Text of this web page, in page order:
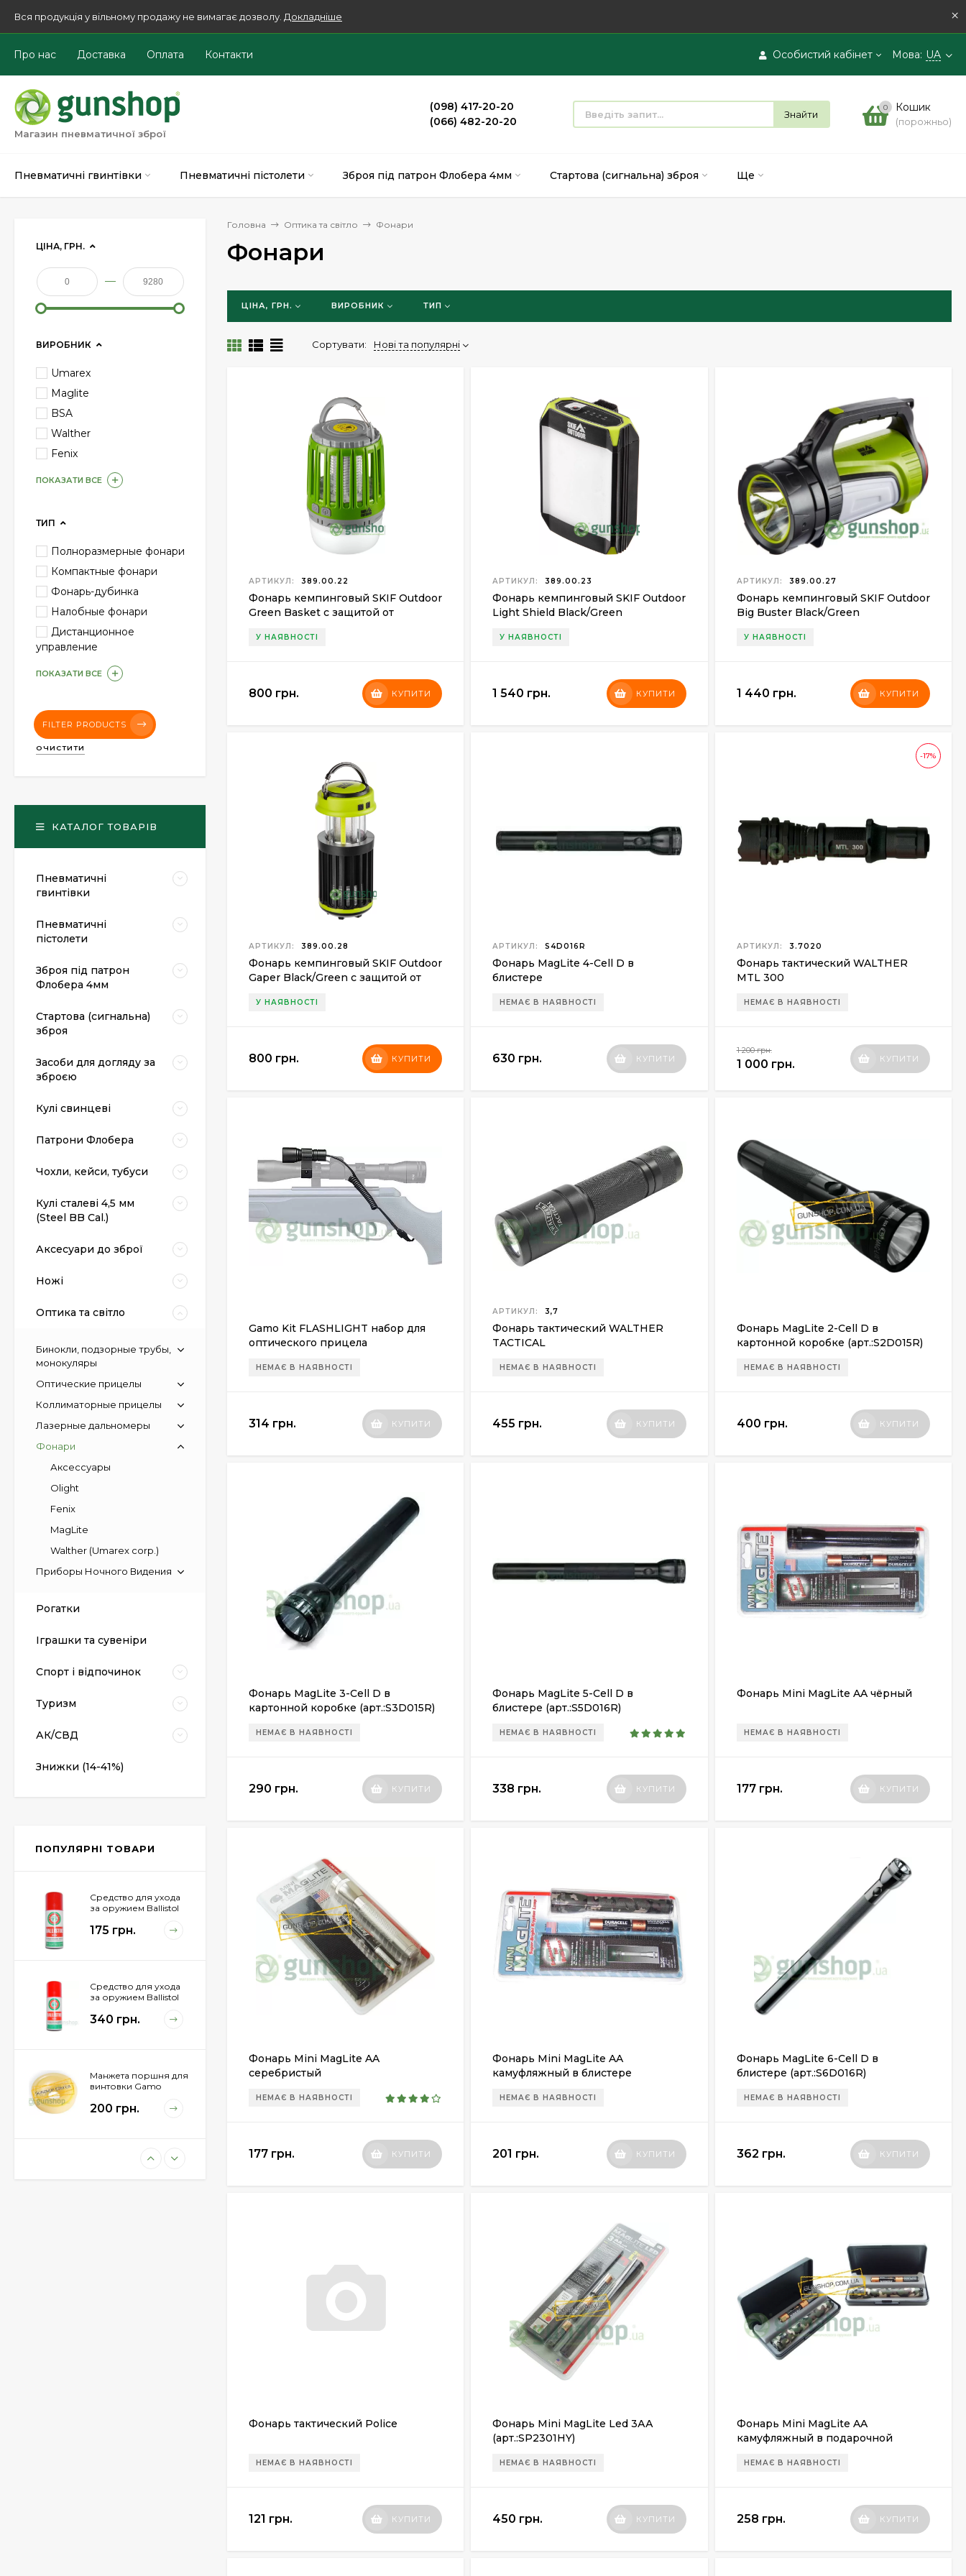
Вся продукція у вільному продажу не вимагає дозволу. Докладніше ×
Особистий кабінет
Вхід
Реєстрація
Мова: UA
Про нас Доставка Оплата Контакти
Магазин пневматичної зброї
(098) 417-20-20
(066) 482-20-20
Знайти
0 Кошик
(порожньо)
Пневматичні гвинтівки Пневматичні пістолети Зброя під патрон Флобера 4мм Стартова (сигнальна) зброя Ще
Головна Оптика та світло Фонари
Фонари
ЦІНА, ГРН. ВИРОБНИК ТИП
Сортувати: Нові та популярні
АРТИКУЛ: 389.00.22
Фонарь кемпинговый SKIF Outdoor
Green Basket с защитой от
У НАЯВНОСТІ
800 грн. КУПИТИ
АРТИКУЛ: 389.00.23
Фонарь кемпинговый SKIF Outdoor
Light Shield Black/Green
У НАЯВНОСТІ
1 540 грн. КУПИТИ
АРТИКУЛ: 389.00.27
Фонарь кемпинговый SKIF Outdoor
Big Buster Black/Green
У НАЯВНОСТІ
1 440 грн. КУПИТИ
АРТИКУЛ: 389.00.28
Фонарь кемпинговый SKIF Outdoor
Gaper Black/Green с защитой от
У НАЯВНОСТІ
800 грн. КУПИТИ
АРТИКУЛ: S4D016R
Фонарь MagLite 4-Cell D в
блистере
НЕМАЄ В НАЯВНОСТІ
630 грн. КУПИТИ
-17%
АРТИКУЛ: 3.7020
Фонарь тактический WALTHER
MTL 300
НЕМАЄ В НАЯВНОСТІ
1 200 грн.
1 000 грн. КУПИТИ
Gamo Kit FLASHLIGHT набор для
оптического прицела
НЕМАЄ В НАЯВНОСТІ
314 грн. КУПИТИ
АРТИКУЛ: 3,7
Фонарь тактический WALTHER
TACTICAL
НЕМАЄ В НАЯВНОСТІ
455 грн. КУПИТИ
Фонарь MagLite 2-Cell D в
картонной коробке (арт.:S2D015R)
НЕМАЄ В НАЯВНОСТІ
400 грн. КУПИТИ
Фонарь MagLite 3-Cell D в
картонной коробке (арт.:S3D015R)
НЕМАЄ В НАЯВНОСТІ
290 грн. КУПИТИ
Фонарь MagLite 5-Cell D в
блистере (арт.:S5D016R)
НЕМАЄ В НАЯВНОСТІ
338 грн. КУПИТИ
Фонарь Mini MagLite AA чёрный
НЕМАЄ В НАЯВНОСТІ
177 грн. КУПИТИ
Фонарь Mini MagLite AA
серебристый
НЕМАЄ В НАЯВНОСТІ
177 грн. КУПИТИ
Фонарь Mini MagLite AA
камуфляжный в блистере
НЕМАЄ В НАЯВНОСТІ
201 грн. КУПИТИ
Фонарь MagLite 6-Cell D в
блистере (арт.:S6D016R)
НЕМАЄ В НАЯВНОСТІ
362 грн. КУПИТИ
Фонарь тактический Police
НЕМАЄ В НАЯВНОСТІ
121 грн. КУПИТИ
Фонарь Mini MagLite Led 3АА
(арт.:SP2301HY)
НЕМАЄ В НАЯВНОСТІ
450 грн. КУПИТИ
Фонарь Mini MagLite AA
камуфляжный в подарочной
НЕМАЄ В НАЯВНОСТІ
258 грн. КУПИТИ
ЦІНА, ГРН.
—
ВИРОБНИК
Umarex
Maglite
BSA
Walther
Fenix
ПОКАЗАТИ ВСЕ
ТИП
Полноразмерные фонари
Компактные фонари
Фонарь-дубинка
Налобные фонари
Дистанционное
управление
ПОКАЗАТИ ВСЕ
FILTER PRODUCTS
ОЧИСТИТИ
КАТАЛОГ ТОВАРІВ
Пневматичні
гвинтівки
Пневматичні
пістолети
Зброя під патрон
Флобера 4мм
Стартова (сигнальна)
зброя
Засоби для догляду за
зброєю
Кулі свинцеві
Патрони Флобера
Чохли, кейси, тубуси
Кулі сталеві 4,5 мм
(Steel BB Cal.)
Аксесуари до зброї
Ножі
Оптика та світло
Бинокли, подзорные трубы,
монокуляры
Оптические прицелы
Коллиматорные прицелы
Лазерные дальномеры
Фонари
Аксессуары
Olight
Fenix
MagLite
Walther (Umarex corp.)
Приборы Ночного Видения
Рогатки
Іграшки та сувеніри
Спорт і відпочинок
Туризм
АК/СВД
Знижки (14-41%)
ПОПУЛЯРНІ ТОВАРИ
пистолет Colt Special
Средство для ухода
за оружием Ballistol
175 грн.
Средство для ухода
за оружием Ballistol
340 грн.
Манжета поршня для
винтовки Gamo
200 грн.